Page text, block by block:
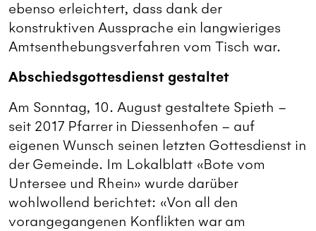
ebenso erleichtert, dass dank der
konstruktiven Aussprache ein langwieriges
Amtsenthebungsverfahren vom Tisch war.
Abschiedsgottesdienst gestaltet
Am Sonntag, 10. August gestaltete Spieth –
seit 2017 Pfarrer in Diessenhofen – auf
eigenen Wunsch seinen letzten Gottesdienst in
der Gemeinde. Im Lokalblatt «Bote vom
Untersee und Rhein» wurde darüber
wohlwollend berichtet: «Von all den
vorangegangenen Konflikten war am